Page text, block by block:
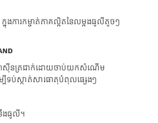
ងការកម្ចាត់ភាគល្អិតនៃលម្អងធូលីតូចៗ
ខម៉ាស៊ីនត្រជាក់ដោយចាប់យកសំណើម
ទប់ស្កាត់សារធាតុបំពុលផ្សេងៗ
នឹងធូលី។